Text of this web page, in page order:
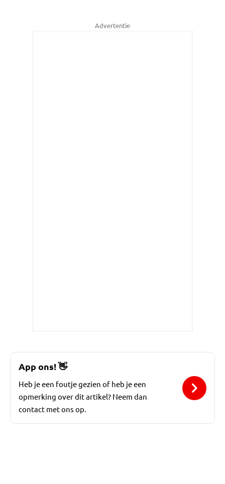
Advertentie
App ons!👋
Heb je een foutje gezien of heb je een
opmerking over dit artikel? Neem dan
contact met ons op.